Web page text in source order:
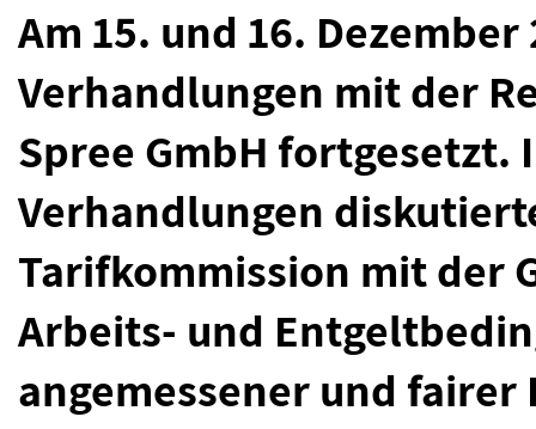
Am 15. und 16.
Verhandlungen mit der
Spree GmbH fortgesetzt.
Verhandlungen
Tarifkommission mit der
Arbeits- und
angemessener und